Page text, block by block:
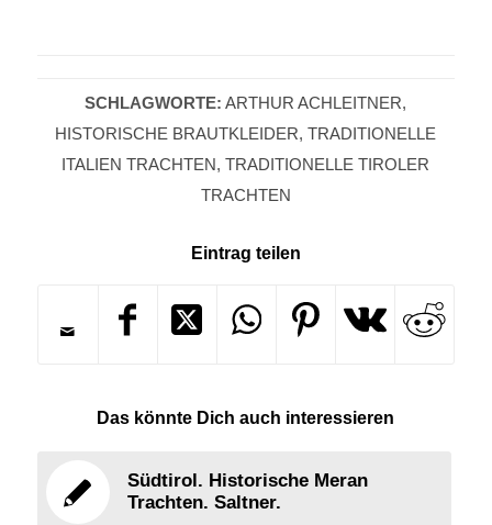
SCHLAGWORTE: ARTHUR ACHLEITNER,
HISTORISCHE BRAUTKLEIDER,TRADITIONELLE
ITALIEN TRACHTEN,TRADITIONELLE TIROLER
TRACHTEN
Eintrag teilen
Das könnte Dich auch interessieren
Südtirol. Historische Meran
Trachten. Saltner.